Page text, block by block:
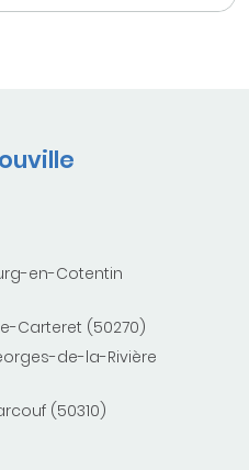
en-Cotentin
Carteret (50270)
de-la-Rivière
(50310)